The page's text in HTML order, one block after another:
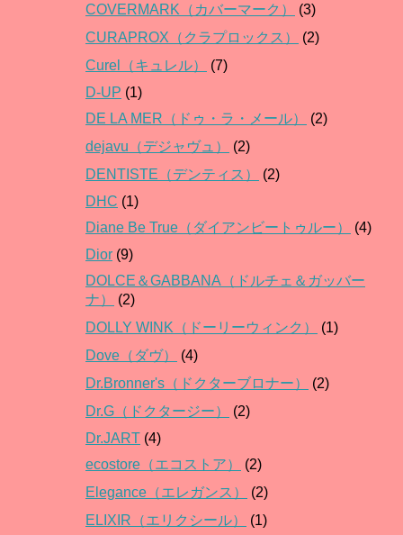
COVERMARK（カバーマーク）
(3)
CURAPROX（クラプロックス）
(2)
Curel（キュレル）
(7)
D-UP (1)
DE LA MER（ドゥ・ラ・メール）
(2)
dejavu（デジャヴュ）
(2)
DENTISTE（デンティス）
(2)
DHC (1)
Diane Be True（ダイアンビートゥルー）
(4)
Dior (9)
DOLCE＆GABBANA（ドルチェ＆ガッバー
ナ）
(2)
DOLLY WINK（ドーリーウィンク）
(1)
Dove（ダヴ）
(4)
Dr.Bronner's（ドクターブロナー）
(2)
Dr.G（ドクタージー）
(2)
Dr.JART (4)
ecostore（エコストア）
(2)
Elegance（エレガンス）
(2)
ELIXIR（エリクシール）
(1)